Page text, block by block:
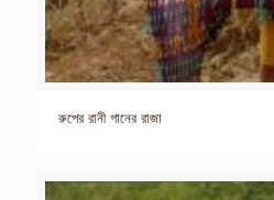
রুপের রানী গানের রাজা